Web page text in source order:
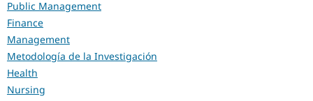
Public Management
Finance
Management
Metodología de la Investigación
Health
Nursing